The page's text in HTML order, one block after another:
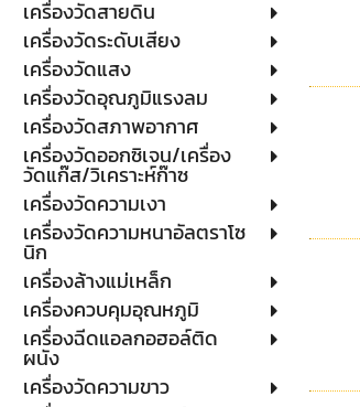
เครื่องวัดสายดิน
เครื่องวัดระดับเสียง
เครื่องวัดแสง
เครื่องวัดอุณภูมิแรงลม
เครื่องวัดสภาพอากาศ
เครื่องวัดออกซิเจน/เครื่อง
วัดแก๊ส/วิเคราะห์ก๊าซ
เครื่องวัดความเงา
เครื่องวัดความหนาอัลตราโซ
นิก
เครื่องล้างแม่เหล็ก
เครื่องควบคุมอุณหภูมิ
เครื่องฉีดแอลกอฮอล์ติด
ผนัง
เครื่องวัดความขาว